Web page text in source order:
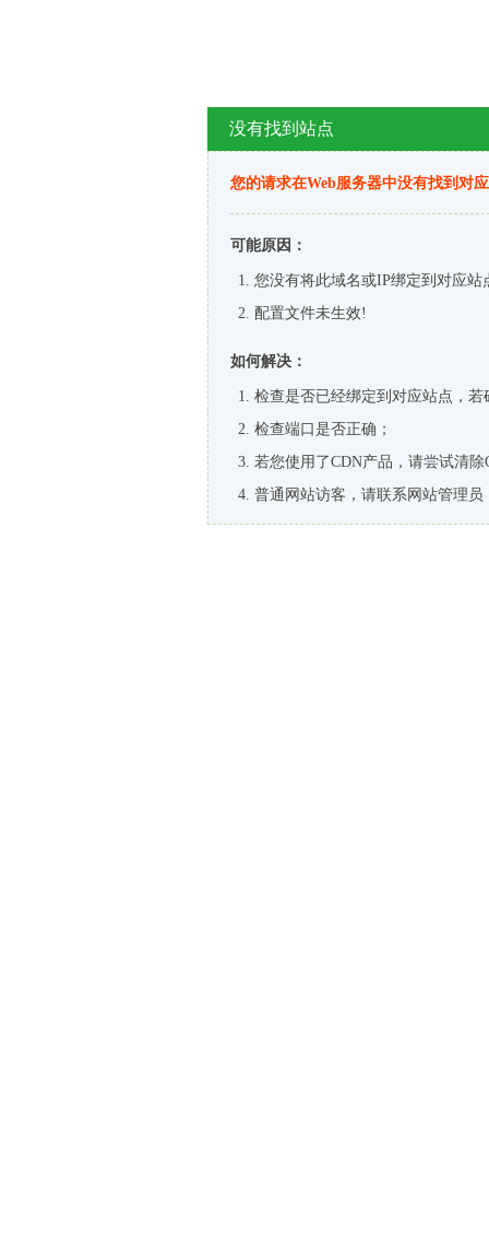
没有找到站点
您的请求在Web服务器中没有找到对
可能原因：
您没有将此域名或IP绑定到对应站
配置文件未生效!
如何解决：
检查是否已经绑定到对应站点，
检查端口是否正确；
若您使用了CDN产品，请尝试清除
普通网站访客，请联系网站管理员